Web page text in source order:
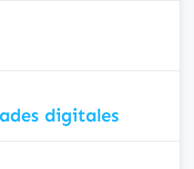
digitales